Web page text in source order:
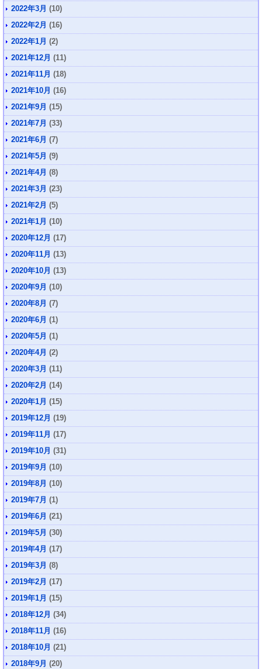
2022年3月 (10)
2022年2月 (16)
2022年1月 (2)
2021年12月 (11)
2021年11月 (18)
2021年10月 (16)
2021年9月 (15)
2021年7月 (33)
2021年6月 (7)
2021年5月 (9)
2021年4月 (8)
2021年3月 (23)
2021年2月 (5)
2021年1月 (10)
2020年12月 (17)
2020年11月 (13)
2020年10月 (13)
2020年9月 (10)
2020年8月 (7)
2020年6月 (1)
2020年5月 (1)
2020年4月 (2)
2020年3月 (11)
2020年2月 (14)
2020年1月 (15)
2019年12月 (19)
2019年11月 (17)
2019年10月 (31)
2019年9月 (10)
2019年8月 (10)
2019年7月 (1)
2019年6月 (21)
2019年5月 (30)
2019年4月 (17)
2019年3月 (8)
2019年2月 (17)
2019年1月 (15)
2018年12月 (34)
2018年11月 (16)
2018年10月 (21)
2018年9月 (20)